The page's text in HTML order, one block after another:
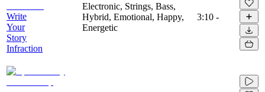
Write
Your
Story
Infraction
Electronic, Strings, Bass,
Hybrid, Emotional, Happy,
Energetic
3:10 -